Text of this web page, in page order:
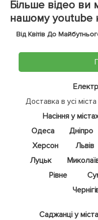
Більше відео ви
нашому youtube
Від Квітів До
Доставка в усі
Насіння у
Одеса
Дніпро
Херсон
Львів
Луцьк
Рівне
Саджанці у